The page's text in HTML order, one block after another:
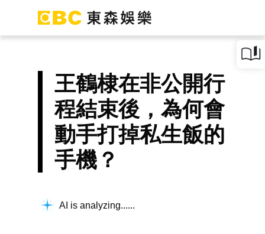
王鶴棣在非公開行
程結束後，為何會
動手打掉私生飯的
手機？
AI is analyzing...